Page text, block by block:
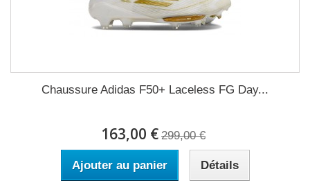
Chaussure Adidas F50+ Laceless FG Day...
163,00 € 299,00 €
Ajouter au panier Détails